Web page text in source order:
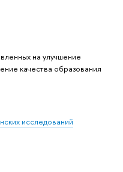
на улучшение
качества образования
исследований